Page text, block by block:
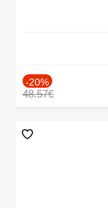
-20%
48.57€